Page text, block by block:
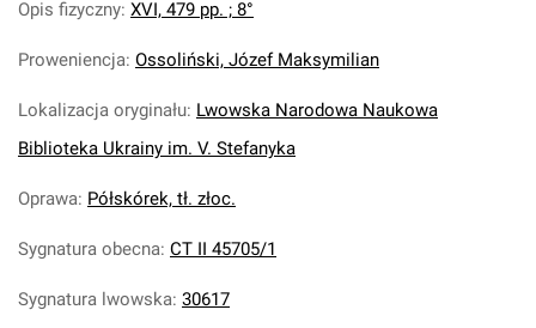
Opis fizyczny: XVI, 479 pp. ; 8°
Proweniencja: Ossoliński, Józef Maksymilian
Lokalizacja oryginału: Lwowska Narodowa Naukowa
Biblioteka Ukrainy im. V. Stefanyka
Oprawa: Półskórek, tł. złoc.
Sygnatura obecna: CT II 45705/1
Sygnatura lwowska: 30617